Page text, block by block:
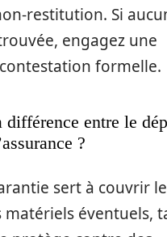
restitution. Si
engagez une
formelle.
différence entre le
?
sert à couvrir
matériels éventuels,